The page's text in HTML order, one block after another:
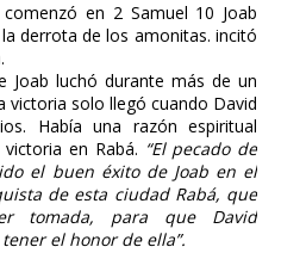
en 2 Samuel 10 Joab
derrota de los amonitas. incitó
Joab luchó durante más de un
victoria solo llegó cuando David
Había una razón espiritual
en Rabá. “El pecado de
el buen éxito de Joab en el
de esta ciudad Rabá, que
tomada, para que David
el honor de ella”.